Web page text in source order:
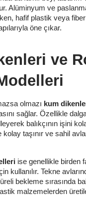
Alüminyum ve
hafif plastik veya
öne çıkar.
ve
olmazı kum
sağlar. Özellikle
balıkçının işini
kolay taşınır ve sahil
ise genellikle birden
kullanılır. Tekne
bekleme sırasında
malzemelerden